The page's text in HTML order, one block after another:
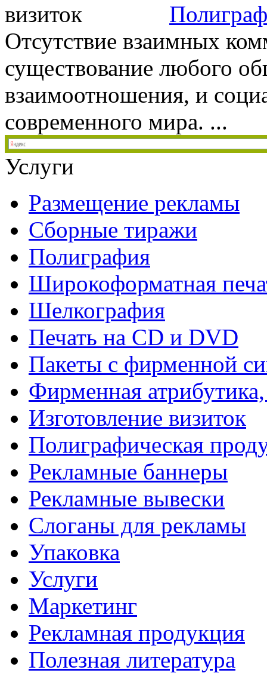
Отсутствие взаимных
существование любого
взаимоотношения, и
современного мира. ...
Услуги
Размещение рекламы
Сборные тиражи
Полиграфия
Широкоформатная
Шелкография
Печать на СD и DVD
Пакеты с фирменной
Фирменная
Изготовление визиток
Полиграфическая
Рекламные баннеры
Рекламные вывески
Слоганы для рекламы
Упаковка
Услуги
Маркетинг
Рекламная продукция
Полезная литература